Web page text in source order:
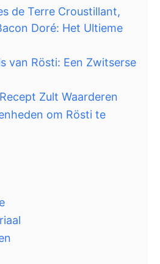
de Terre Croustillant,
Doré: Het Ultieme
van Rösti: Een Zwitserse
Zult Waarderen
om Rösti te